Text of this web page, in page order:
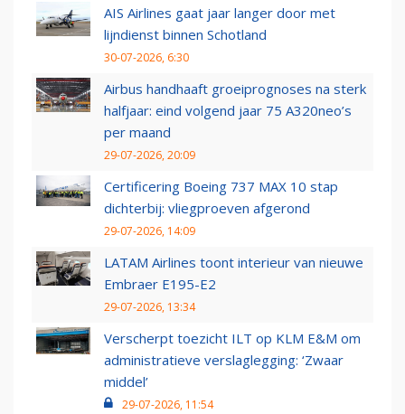
AIS Airlines gaat jaar langer door met
lijndienst binnen Schotland
30-07-2026, 6:30
Airbus handhaaft groeiprognoses na sterk
halfjaar: eind volgend jaar 75 A320neo’s
per maand
29-07-2026, 20:09
Certificering Boeing 737 MAX 10 stap
dichterbij: vliegproeven afgerond
29-07-2026, 14:09
LATAM Airlines toont interieur van nieuwe
Embraer E195-E2
29-07-2026, 13:34
Verscherpt toezicht ILT op KLM E&M om
administratieve verslaglegging: ‘Zwaar
middel’
29-07-2026, 11:54